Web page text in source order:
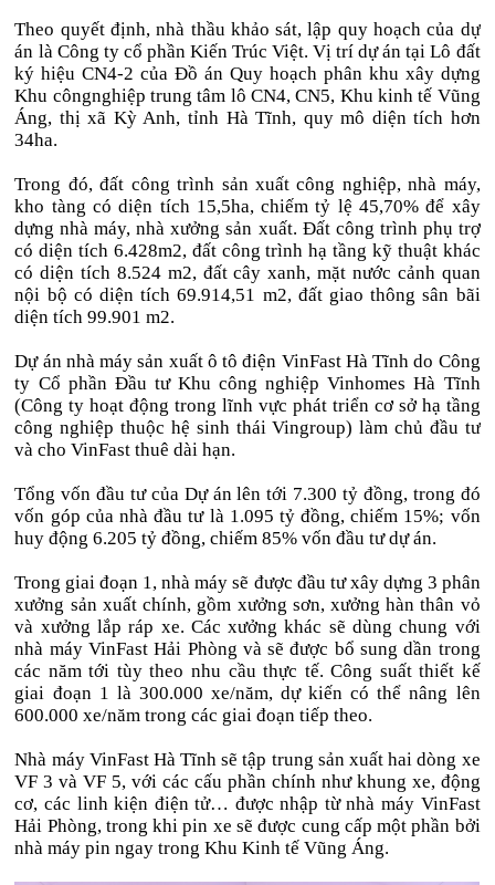
Theo quyết định, nhà thầu khảo sát, lập quy hoạch của dự
án là Công ty cổ phần Kiến Trúc Việt. Vị trí dự án tại Lô đất
ký hiệu CN4-2 của Đồ án Quy hoạch phân khu xây dựng
Khu côngnghiệp trung tâm lô CN4, CN5, Khu kinh tế Vũng
Áng, thị xã Kỳ Anh, tỉnh Hà Tĩnh, quy mô diện tích hơn
34ha.
Trong đó, đất công trình sản xuất công nghiệp, nhà máy,
kho tàng có diện tích 15,5ha, chiếm tỷ lệ 45,70% để xây
dựng nhà máy, nhà xưởng sản xuất. Đất công trình phụ trợ
có diện tích 6.428m2, đất công trình hạ tầng kỹ thuật khác
có diện tích 8.524 m2, đất cây xanh, mặt nước cảnh quan
nội bộ có diện tích 69.914,51 m2, đất giao thông sân bãi
diện tích 99.901 m2.
Dự án nhà máy sản xuất ô tô điện VinFast Hà Tĩnh do Công
ty Cổ phần Đầu tư Khu công nghiệp Vinhomes Hà Tĩnh
(Công ty hoạt động trong lĩnh vực phát triển cơ sở hạ tầng
công nghiệp thuộc hệ sinh thái Vingroup) làm chủ đầu tư
và cho VinFast thuê dài hạn.
Tổng vốn đầu tư của Dự án lên tới 7.300 tỷ đồng, trong đó
vốn góp của nhà đầu tư là 1.095 tỷ đồng, chiếm 15%; vốn
huy động 6.205 tỷ đồng, chiếm 85% vốn đầu tư dự án.
Trong giai đoạn 1, nhà máy sẽ được đầu tư xây dựng 3 phân
xưởng sản xuất chính, gồm xưởng sơn, xưởng hàn thân vỏ
và xưởng lắp ráp xe. Các xưởng khác sẽ dùng chung với
nhà máy VinFast Hải Phòng và sẽ được bổ sung dần trong
các năm tới tùy theo nhu cầu thực tế. Công suất thiết kế
giai đoạn 1 là 300.000 xe/năm, dự kiến có thể nâng lên
600.000 xe/năm trong các giai đoạn tiếp theo.
Nhà máy VinFast Hà Tĩnh sẽ tập trung sản xuất hai dòng xe
VF 3 và VF 5, với các cấu phần chính như khung xe, động
cơ, các linh kiện điện tử… được nhập từ nhà máy VinFast
Hải Phòng, trong khi pin xe sẽ được cung cấp một phần bởi
nhà máy pin ngay trong Khu Kinh tế Vũng Áng.